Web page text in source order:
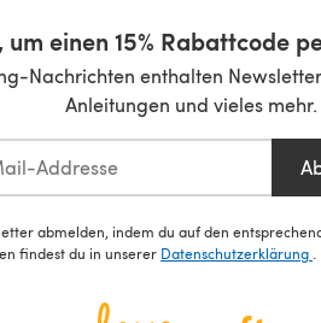
um einen 15% Rabattcode
Nachrichten enthalten
Anleitungen und vieles mehr.
abmelden, indem du auf den
findest du in unserer Datenschutzerklärung .